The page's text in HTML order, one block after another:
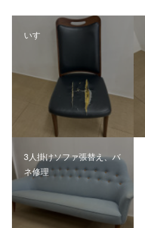
いす
3人掛けソファ張替え、バ
ネ修理